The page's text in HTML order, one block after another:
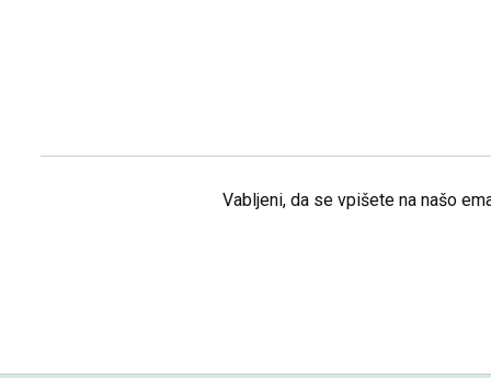
Vabljeni, da se vpišete na našo